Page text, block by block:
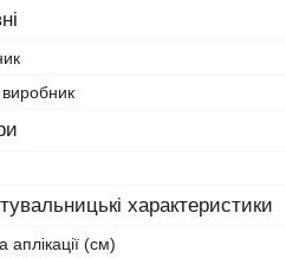
виробник
характеристики
(см)